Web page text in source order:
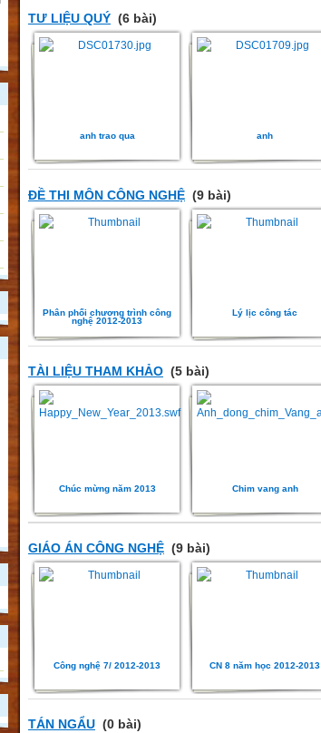
TƯ LIỆU QUÝ (6 bài)
anh trao qua anh
ĐỀ THI MÔN CÔNG NGHỆ (9 bài)
Phân phối chương trình công
nghệ 2012-2013
Lý lịc công tác
TÀI LIỆU THAM KHẢO (5 bài)
Chúc mừng năm 2013 Chim vang anh
GIÁO ÁN CÔNG NGHỆ (9 bài)
Công nghệ 7/ 2012-2013 CN 8 năm học 2012-2013
TÁN NGẨU (0 bài)